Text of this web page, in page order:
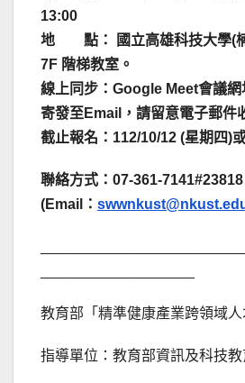
13:00
地 點： 國立高雄科技大學(
7F 階梯教室。
線上同步：Google Meet會議
寄發至Email，請留意電子郵件
截止報名：112/10/12 (星期四)
聯絡方式： 07-361-
(Email ：
教育部「精準健康產業跨領域人
指導單位：教育部資訊及科技教